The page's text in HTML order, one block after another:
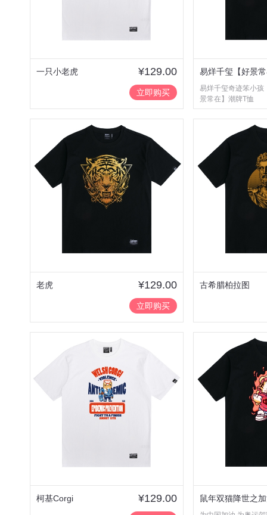
一只小老虎 ¥129.00
立即购买
易烊千玺【好景
潮牌T恤
易烊千玺奇迹笨小孩
景常在】潮牌T恤
老虎 ¥129.00
立即购买
古希腊柏拉图
柯基Corgi ¥129.00 鼠年双猫降世之